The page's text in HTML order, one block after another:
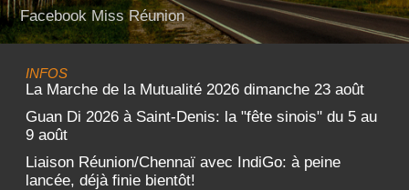
Facebook Miss Réunion
INFOS
La Marche de la Mutualité 2026 dimanche 23 août
Guan Di 2026 à Saint-Denis: la "fête sinois" du 5 au
9 août
Liaison Réunion/Chennaï avec IndiGo: à peine
lancée, déjà finie bientôt!